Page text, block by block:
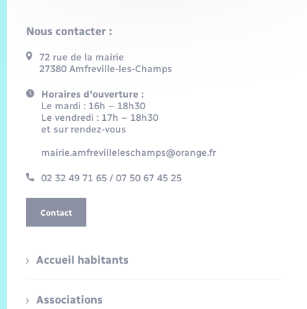
Nous contacter :
72 rue de la mairie
27380 Amfreville-les-Champs
Horaires d'ouverture :
Le mardi : 16h – 18h30
Le vendredi : 17h – 18h30
et sur rendez-vous
mairie.amfrevilleleschamps@orange.fr
02 32 49 71 65 / 07 50 67 45 25
Contact
Accueil habitants
Associations